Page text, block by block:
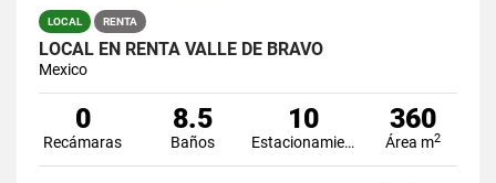
LOCAL RENTA
LOCAL EN RENTA VALLE DE BRAVO
Mexico
0
Recámaras
8.5
Baños
10
Estacionamiento
360
Área m2